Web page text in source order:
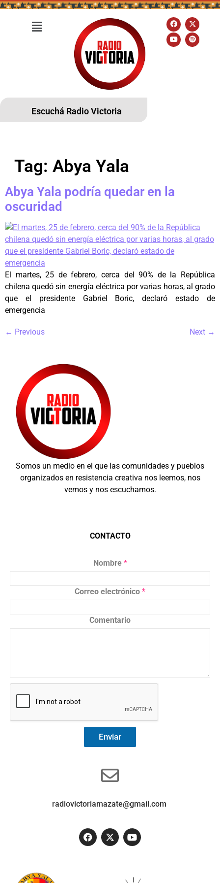
Escuchá Radio Victoria
Tag: Abya Yala
Abya Yala podría quedar en la
oscuridad
El martes, 25 de febrero, cerca del 90% de la República
chilena quedó sin energía eléctrica por varias horas, al grado
que el presidente Gabriel Boric, declaró estado de
emergencia
← Previous Next →
Somos un medio en el que las comunidades y pueblos
organizados en resistencia creativa nos leemos, nos
vemos y nos escuchamos.
CONTACTO
Nombre *
Correo electrónico *
Comentario
Enviar
radiovictoriamazate@gmail.com